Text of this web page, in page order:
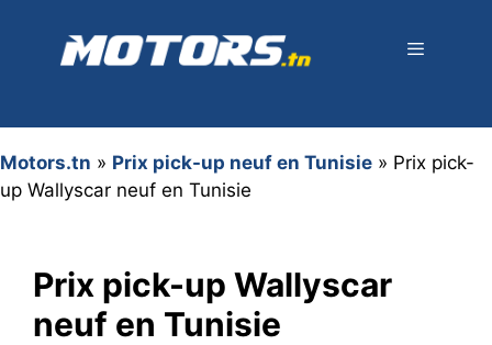
contenu
Motors.tn » Prix pick-up neuf en Tunisie » Prix pick-
up Wallyscar neuf en Tunisie
Prix pick-up Wallyscar
neuf en Tunisie